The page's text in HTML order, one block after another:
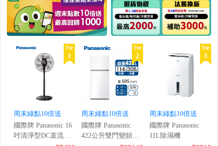
Top
1
周末綠點10倍送
國際牌 Panasonic 16
吋清淨型DC直流風
Top
2
周末綠點10倍送
國際牌 Panasonic
422公升雙門變頻冰
Top
3
周末綠點10倍送
國際牌 Panasonic
11L除濕機